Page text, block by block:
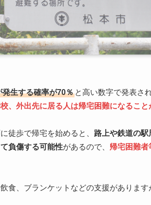
生する確率が70％ と高い数字で発表さ
、外出先に居る人は帰宅困難になること
徒歩で帰宅を始めると、 路上や鉄道の
負傷する可能性があるので、 帰宅困難
食、ブランケットなどの支援があります